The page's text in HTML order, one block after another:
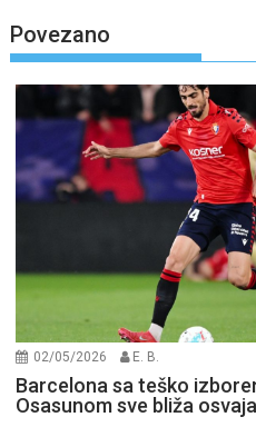
Povezano
02/05/2026 E. B.
Barcelona sa teško
Osasunom sve bliža